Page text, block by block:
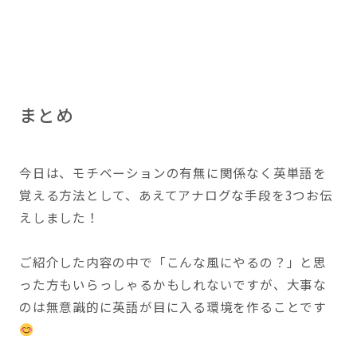
まとめ
今日は、モチベーションの有無に関係なく英単語を
覚える方法として、あえてアナログな手段を3つお伝
えしました！
ご紹介した内容の中で「こんな風にやるの？」と思
った方もいらっしゃるかもしれないですが、大事な
のは無意識的に英語が目に入る環境を作ることです